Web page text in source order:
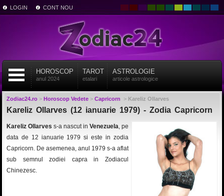
LOGIN CONT NOU
HOROSCOP
anul 2024
TAROT
etalari
ASTROLOGIE
articole astrologice
Zodiac24.ro> Horoscop Vedete> Capricorn > Kareliz Ollarves
Kareliz Ollarves (12 ianuarie 1979) - Zodia Capricorn
Kareliz Ollarves s-a nascut in Venezuela, pe
data de 12 ianuarie 1979 si este in zodia
Capricorn. De asemenea, anul 1979 s-a aflat
sub semnul zodiei capra in Zodiacul
Chinezesc.